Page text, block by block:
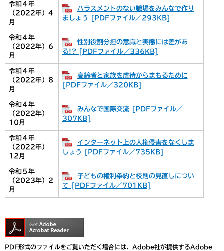
令和４年
（2022年）4
月
ハラスメントのない職場をみんなで作り
ましょう [PDFファイル／293KB]
令和４年
（2022年）6
月
性別役割分担の意識と実態には差があ
る!? [PDFファイル／336KB]
令和４年
（2022年）8
月
高齢者と家族を虐待からまもるために
[PDFファイル／320KB]
令和４年
（2022年）
10月
みんなで国際交流 [PDFファイル／
307KB]
令和４年
（2022年）
12月
インターネット上の人権侵害をなくしま
しょう [PDFファイル／735KB]
令和５年
（2023年）2
月
子どもの権利条約と校則の見直しについ
て [PDFファイル／701KB]
PDF形式のファイルをご覧いただく場合には、Adobe社が提供するAdobe